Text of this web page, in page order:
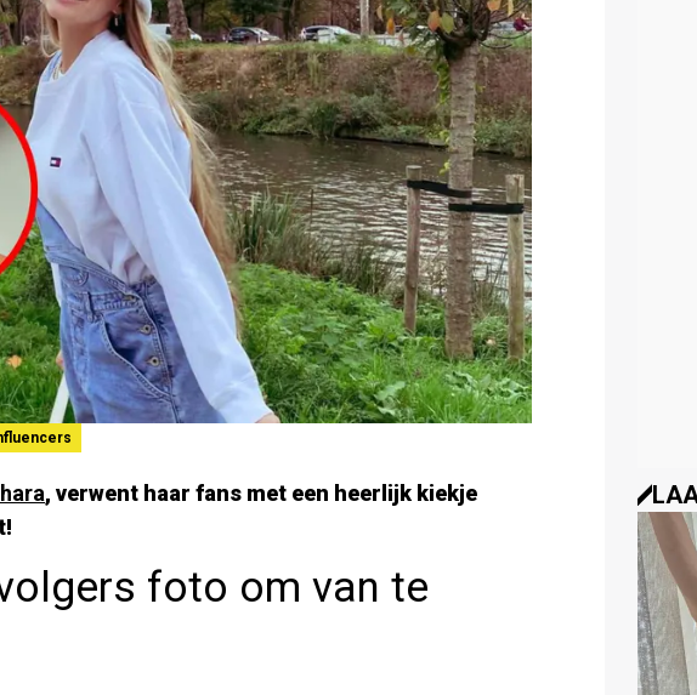
, verwent haar fans met een heerlijk kiekje
foto om van te